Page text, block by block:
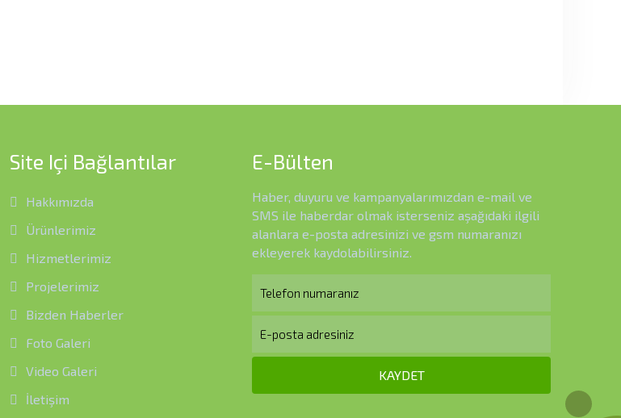
Site Içi Bağlantılar
Hakkımızda
Ürünlerimiz
Hizmetlerimiz
Projelerimiz
Bizden Haberler
Foto Galeri
Video Galeri
İletişim
E-Bülten
Haber, duyuru ve kampanyalarımızdan e-mail ve
SMS ile haberdar olmak isterseniz aşağıdaki ilgili
alanlara e-posta adresinizi ve gsm numaranızı
ekleyerek kaydolabilirsiniz.
KAYDET